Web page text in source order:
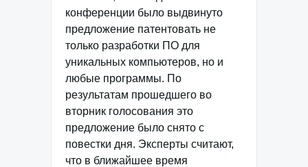
конференции было выдвинуто
предложение патентовать не
только разработки ПО для
уникальных компьютеров, но и
любые программы. По
результатам прошедшего во
вторник голосования это
предложение было снято с
повестки дня. Эксперты считают,
что в ближайшее время